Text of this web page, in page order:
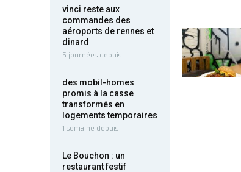
vinci reste aux
commandes des
aéroports de rennes et
dinard
5 journées depuis
des mobil-homes
promis à la casse
transformés en
logements temporaires
1 semaine depuis
Le Bouchon : un
restaurant festif